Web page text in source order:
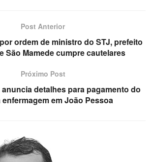
Post Anterior
ordem de ministro do STJ, prefeito
São Mamede cumpre cautelares
Próximo Post
detalhes para pagamento do
em João Pessoa